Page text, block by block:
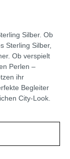
Silber. Ob
Sterling Silber,
Ob verspielt
Perlen –
ihr
Begleiter
City-Look.